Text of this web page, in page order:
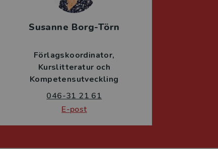
Susanne Borg-Törn
Förlagskoordinator
Kurslitteratur och
Kompetensutveckling
046-31 21 61
E-post